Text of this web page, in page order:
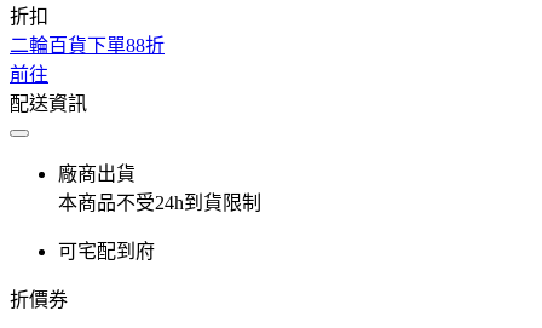
折扣
二輪百貨下單88折
前往
配送資訊
廠商出貨
本商品不受24h到貨限制
可宅配到府
折價券